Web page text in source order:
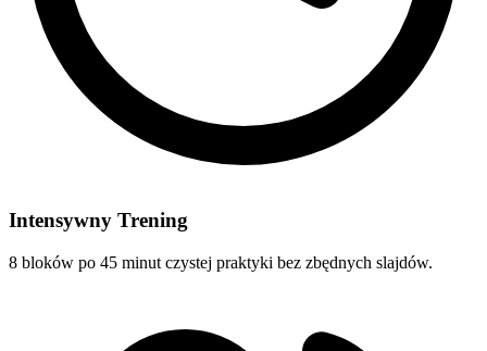
Intensywny Trening
8 bloków po 45 minut czystej praktyki bez zbędnych slajdów.